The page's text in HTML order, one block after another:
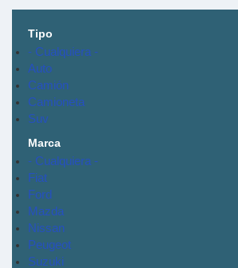
Tipo
- Cualquiera -
Auto
Camión
Camioneta
Suv
Marca
- Cualquiera -
Fiat
Ford
Mazda
Nissan
Peugeot
Suzuki